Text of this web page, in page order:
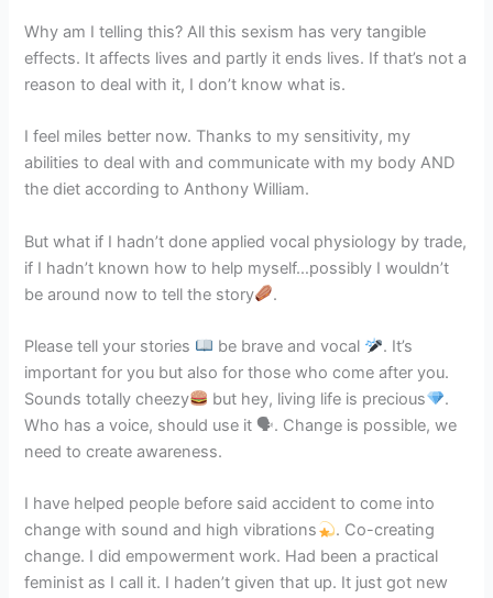
Why am I telling this? All this sexism has very tangible
effects. It affects lives and partly it ends lives. If that’s not a
reason to deal with it, I don’t know what is.
I feel miles better now. Thanks to my sensitivity, my
abilities to deal with and communicate with my body AND
the diet according to Anthony William.
But what if I hadn’t done applied vocal physiology by trade,
if I hadn’t known how to help myself…possibly I wouldn’t
be around now to tell the story
.
Please tell your stories be brave and vocal
. It’s
important for you but also for those who come after you.
Sounds totally cheezy
but hey, living life is precious
.
Who has a voice, should use it 🗣. Change is possible, we
need to create awareness.
I have helped people before said accident to come into
change with sound and high vibrations
. Co-creating
change. I did empowerment work. Had been a practical
feminist as I call it. I haden’t given that up. It just got new